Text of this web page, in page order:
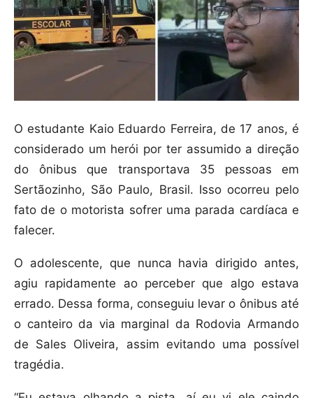
O estudante Kaio Eduardo Ferreira, de 17 anos, é
considerado um herói por ter assumido a direção
do ônibus que transportava 35 pessoas em
Sertãozinho, São Paulo, Brasil. Isso ocorreu pelo
fato de o motorista sofrer uma parada cardíaca e
falecer.
O adolescente, que nunca havia dirigido antes,
agiu rapidamente ao perceber que algo estava
errado. Dessa forma, conseguiu levar o ônibus até
o canteiro da via marginal da Rodovia Armando
de Sales Oliveira, assim evitando uma possível
tragédia.